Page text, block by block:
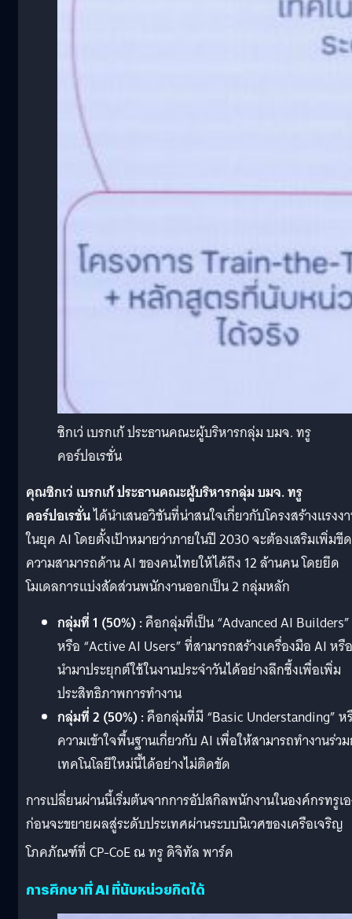
ซิกเว่ เบรกเก้ ประธานคณะผู้บริหารกลุ่ม บมจ. ทรู
คอร์ปอเรชั่น
คุณซิกเว่ เบรกเก้ ประธานคณะผู้บริหารกลุ่ม บมจ. ทรู
คอร์ปอเรชั่นได้นำเสนอวิชันที่น่าสนใจเกี่ยวกับโครงสร้างแรงง
ในยุค AI โดยตั้งเป้าหมายว่าภายในปี 2030 จะต้องเสริมเพิ่มขีด
ความสามารถด้าน AI ของคนไทยให้ได้ถึง 12 ล้านคน โดยยึด
โมเดลการแบ่งสัดส่วนพนักงานออกเป็น 2 กลุ่มหลัก
กลุ่มที่ 1 (50%) :คือกลุ่มที่เป็น “Advanced AI Builders”
หรือ “Active AI Users” ที่สามารถสร้างเครื่องมือ AI หรือ
นำมาประยุกต์ใช้ในงานประจำวันได้อย่างลึกซึ้งเพื่อเพิ่ม
ประสิทธิภาพการทำงาน
กลุ่มที่ 2 (50%) :คือกลุ่มที่มี “Basic Understanding” ห
ความเข้าใจพื้นฐานเกี่ยวกับ AI เพื่อให้สามารถทำงานร่ว
เทคโนโลยีใหม่นี้ได้อย่างไม่ติดขัด
การเปลี่ยนผ่านนี้เริ่มต้นจากการอัปสกิลพนักงานในองค์กรทรูเ
ก่อนจะขยายผลสู่ระดับประเทศผ่านระบบนิเวศของเครือเจริญ
โภคภัณฑ์ที่ CP-CoE ณ ทรู ดิจิทัล พาร์ค
การศึกษาที่ AI ที่นับหน่วยกิตได้